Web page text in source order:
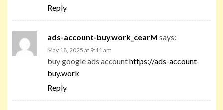
Reply
ads-account-buy.work_cearM says:
May 18, 2025 at 9:11 am
buy google ads accounthttps://ads-account-
buy.work
Reply